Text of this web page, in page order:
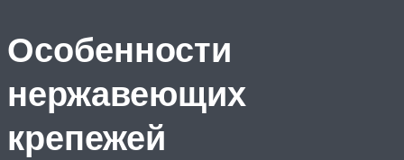
Особенности
нержавеющих
крепежей